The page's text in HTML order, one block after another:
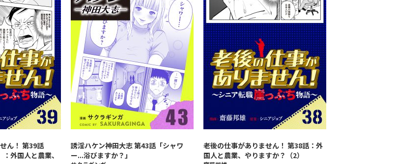
ん！ 第39話
：外国人と農業、
誘淫ハケン神田大志 第43話「シャワ
ー...浴びますか？」
老後の仕事がありません！ 第38話：外
国人と農業、やりますか？（2）